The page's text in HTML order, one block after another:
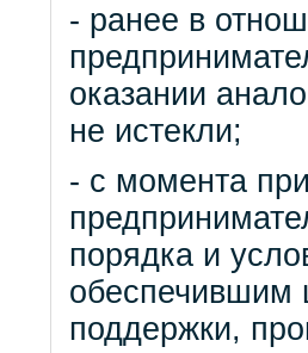
- ранее в
оказании
не истекли;
- с момента
порядка и
обеспечившим
поддержки,